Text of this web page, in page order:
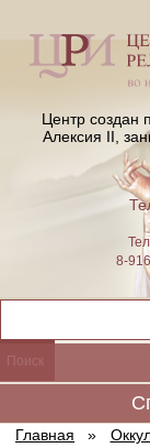
Центр создан
Алексия II,
8-
Главная »